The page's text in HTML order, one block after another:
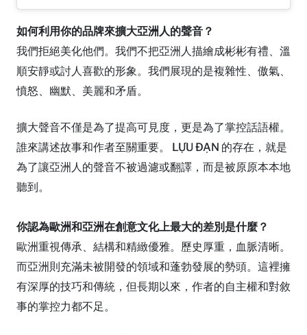
如何利用你的品牌來擴大亞洲人的聲音？
我們拒絕美化他們。我們不把亞洲人描繪成彬彬有禮、溫
順安靜或討人喜歡的形象。我們展現的是複雜性、傲氣、
憤怒、幽默、美麗和矛盾。
擴大聲音不僅是為了提高可見度，更是為了掌控話語權。
誰來講述故事和作者至關重要。 LỰU ĐẠN 的存在，就是
為了讓亞洲人的聲音不被過濾或翻譯，而是被原原本本地
聽到。
你認為歐洲和亞洲在創意文化上最大的差別是什麼？
歐洲重視傳承、結構和精緻優雅。歷史厚重，血脈清晰。
而亞洲則充滿未被開發的領域和蓬勃發展的勢頭。這裡擁
有深厚的技巧和傳統，但長期以來，作者的自主權和對敘
事的掌控力都不足。